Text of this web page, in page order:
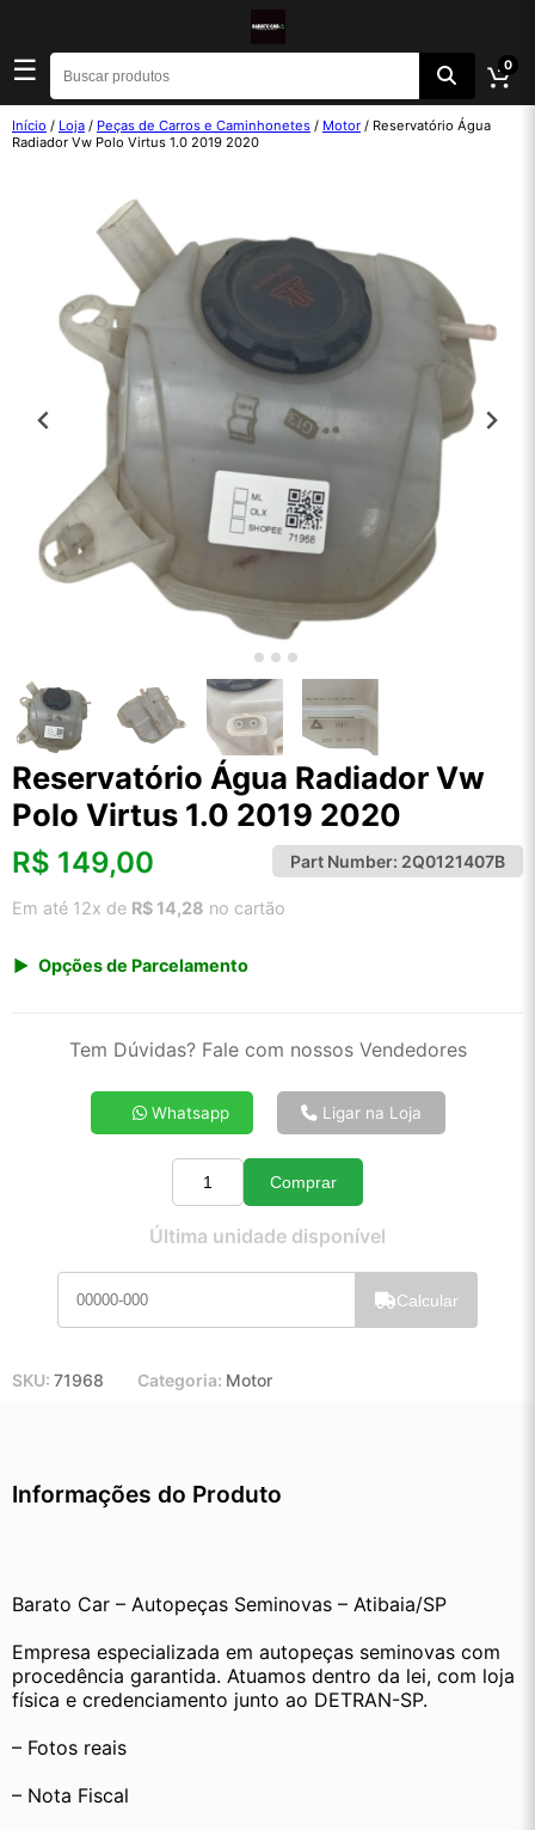
☰ 0
Início / Loja / Peças de Carros e Caminhonetes / Motor / Reservatório Água
Radiador Vw Polo Virtus 1.0 2019 2020
Reservatório Água Radiador Vw
Polo Virtus 1.0 2019 2020
R$ 149,00 Part Number: 2Q0121407B
Em até 12x de R$ 14,28 no cartão
Opções de Parcelamento
2x de R$ 79,86
4x de R$ 40,51
5x de R$ 32,63
10x de R$ 16,88
11x de R$ 15,51
Tem Dúvidas? Fale com nossos Vendedores
Whatsapp Ligar na Loja
Quantidade
Comprar
Última unidade disponível
Calcular
SKU: 71968 Categoria: Motor
Informações do Produto
Barato Car – Autopeças Seminovas – Atibaia/SP
Empresa especializada em autopeças seminovas com
procedência garantida. Atuamos dentro da lei, com loja
física e credenciamento junto ao DETRAN-SP.
– Fotos reais
– Nota Fiscal